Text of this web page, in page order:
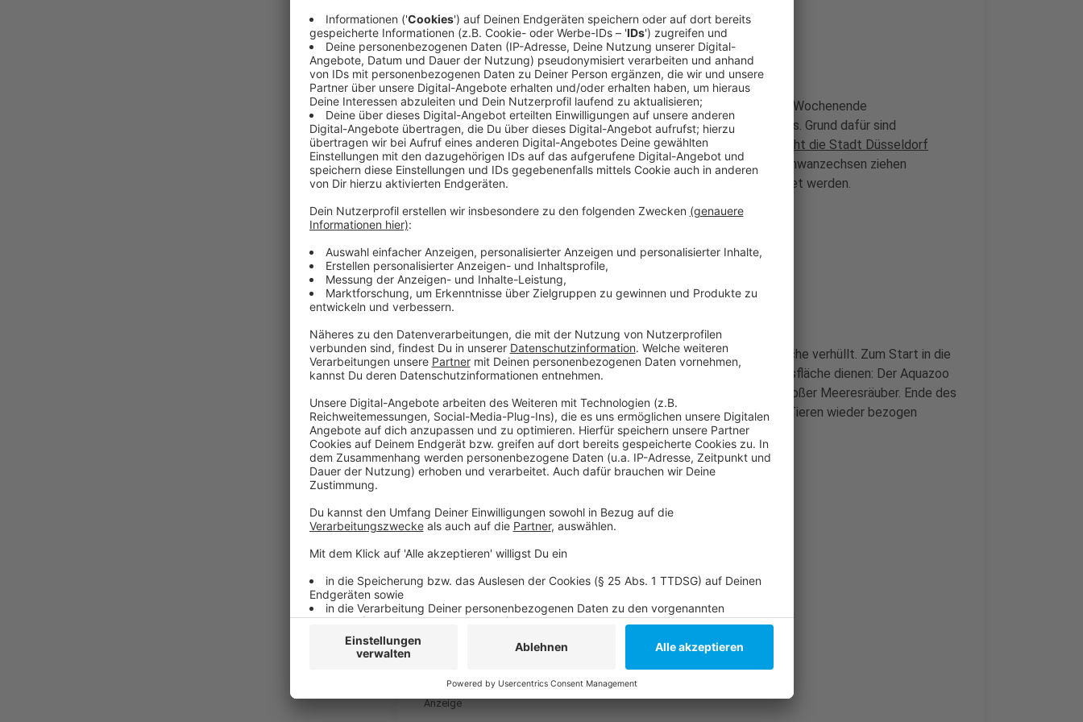
Manche Tierarten nur noch kurz zu sehen
Anzeige
Einige Tierarten des Düsseldorfer Aquazoos sind nur noch dieses Wochenende
(05./06.07.2025) zu sehen – und dann erst wieder Ende des Jahres. Grund dafür sind
Sanierungsarbeiten im letzten Drittel des Rundgangs.
Darauf macht die Stadt Düsseldorf
aufmerksam.Titicaca-Riesenfrösche, Nacktmulle und Krokodilschwanzechsen ziehen
vorübergehend aus ihren Terrarien aus. Sie müssen neu abgedichtet werden.
Anzeige
Sichtschutzwände werden kreativ genutzt
Anzeige
Um das vorzubereiten, wird dieser Bereich in der kommenden Woche verhüllt. Zum Start in die
Sommerferien sollen die Sichtschutzwände dann als Ausstellungsfläche dienen: Der Aquazoo
zeigt dort unter anderem großflächige Expeditions-Aufnahmen großer Meeresräuber. Ende des
Jahres sollen die Terrarien nach Abschluss der Arbeiten von den Tieren wieder bezogen
werden.
Anzeige
Weitere Infos und Links zum Thema:
Anzeige
Stadt sucht Fotos zur Düsseldorfer Zoogeschichte
Kultur-Sanierung: Neue Fassade für die Tonhalle
Anzeige